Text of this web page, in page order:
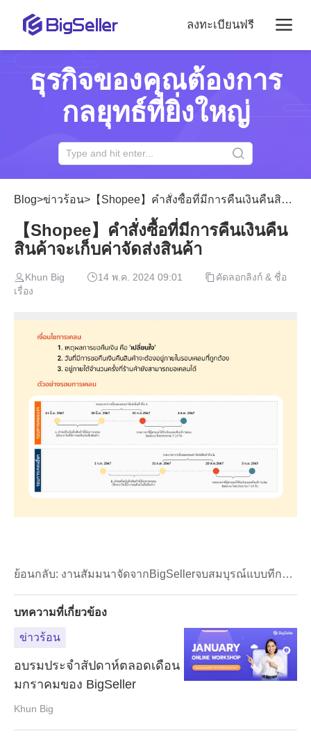
ลงทะเบียนฟรี
ธุรกิจของคุณต้องการ
กลยุทธ์ที่ยิ่งใหญ่
Blog>ข่าวร้อน> 【Shopee】คำสั่งซื้อที่มีการคืนเงินคืนสินค้าจะเก็บค่าจัดส่งสินค้า
【Shopee】คำสั่งซื้อที่มีการคืนเงินคืน
สินค้าจะเก็บค่าจัดส่งสินค้า
Khun Big 14 พ.ค. 2024 09:01
คัดลอกลิงก์ & ชื่อ
เรื่อง
ย้อนกลับ: งานสัมมนาจัดจากBigSellerจบสมบุรณ์แบบที่ก
บทความที่เกี่ยวข้อง
ข่าวร้อน
อบรมประจำสัปดาห์ตลอดเดือน
มกราคมของ BigSeller
Khun Big